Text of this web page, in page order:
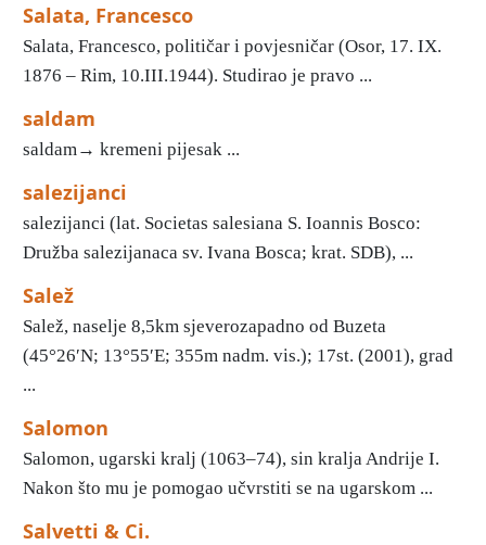
Salata, Francesco
Salata, Francesco, političar i povjesničar (Osor, 17. IX.
1876 – Rim, 10.III.1944). Studirao je pravo ...
saldam
saldam→ kremeni pijesak ...
salezijanci
salezijanci (lat. Societas salesiana S. Ioannis Bosco:
Družba salezijanaca sv. Ivana Bosca; krat. SDB), ...
Salež
Salež, naselje 8,5km sjeverozapadno od Buzeta
(45°26′N; 13°55′E; 355m nadm. vis.); 17st. (2001), grad
...
Salomon
Salomon, ugarski kralj (1063–74), sin kralja Andrije I.
Nakon što mu je pomogao učvrstiti se na ugarskom ...
Salvetti & Ci.